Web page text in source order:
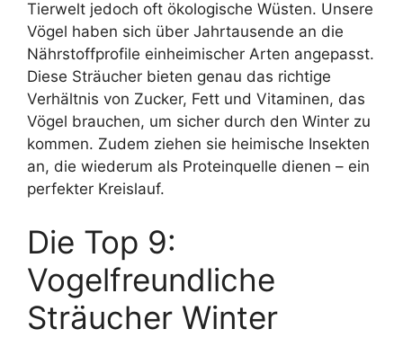
Tierwelt jedoch oft ökologische Wüsten. Unsere
Vögel haben sich über Jahrtausende an die
Nährstoffprofile einheimischer Arten angepasst.
Diese Sträucher bieten genau das richtige
Verhältnis von Zucker, Fett und Vitaminen, das
Vögel brauchen, um sicher durch den Winter zu
kommen. Zudem ziehen sie heimische Insekten
an, die wiederum als Proteinquelle dienen – ein
perfekter Kreislauf.
Die Top 9:
Vogelfreundliche
Sträucher Winter